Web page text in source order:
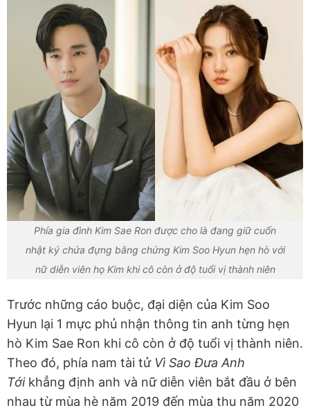
Phía gia đình Kim Sae Ron được cho là đang giữ cuốn
nhật ký chứa đựng bằng chứng Kim Soo Hyun hẹn hò với
nữ diễn viên họ Kim khi cô còn ở độ tuổi vị thành niên
Trước những cáo buộc, đại diện của Kim Soo
Hyun lại 1 mực phủ nhận thông tin anh từng hẹn
hò Kim Sae Ron khi cô còn ở độ tuổi vị thành niên.
Theo đó, phía nam tài tửVì Sao Đưa Anh
Tớikhẳng định anh và nữ diễn viên bắt đầu ở bên
nhau từ mùa hè năm 2019 đến mùa thu năm 2020